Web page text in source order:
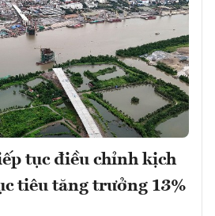
tục điều chỉnh kịch
tiêu tăng trưởng 13%